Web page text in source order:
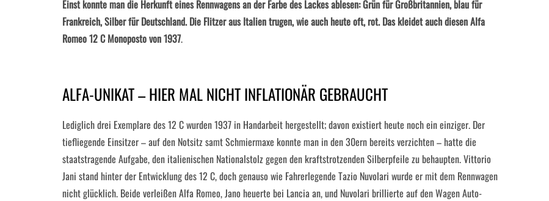
Einst konnte man die Herkunft eines Rennwagens an der Farbe des Lackes ablesen: Grün für Großbritannien, blau für
Frankreich, Silber für Deutschland. Die Flitzer aus Italien trugen, wie auch heute oft, rot. Das kleidet auch diesen Alfa
Romeo 12 C Monoposto von 1937.
ALFA-UNIKAT – HIER MAL NICHT INFLATIONÄR GEBRAUCHT
Lediglich drei Exemplare des 12 C wurden 1937 in Handarbeit hergestellt; davon existiert heute noch ein einziger. Der
tiefliegende Einsitzer – auf den Notsitz samt Schmiermaxe konnte man in den 30ern bereits verzichten – hatte die
staatstragende Aufgabe, den italienischen Nationalstolz gegen den kraftstrotzenden Silberpfeile zu behaupten. Vittorio
Jani stand hinter der Entwicklung des 12 C, doch genauso wie Fahrerlegende Tazio Nuvolari wurde er mit dem Rennwagen
nicht glücklich. Beide verleißen Alfa Romeo, Jano heuerte bei Lancia an, und Nuvolari brillierte auf den Wagen Auto-